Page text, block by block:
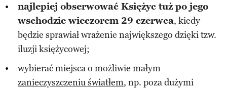
najlepiej obserwować Księżyc tuż po jego
wschodzie wieczorem 29 czerwca, kiedy
będzie sprawiał wrażenie największego dzięki tzw.
iluzji księżycowej;
wybierać miejsca o możliwie małym
zanieczyszczeniu światłem, np. poza dużymi